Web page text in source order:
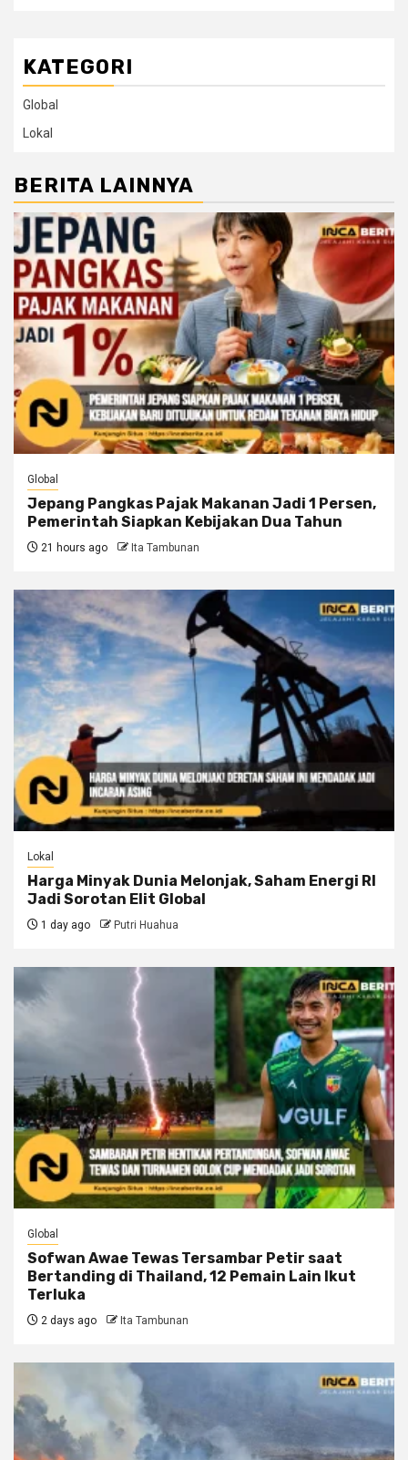
KATEGORI
Global
Lokal
BERITA LAINNYA
Global
Jepang Pangkas Pajak Makanan Jadi 1 Persen,
Pemerintah Siapkan Kebijakan Dua Tahun
21 hours ago Ita Tambunan
Lokal
Harga Minyak Dunia Melonjak, Saham Energi RI
Jadi Sorotan Elit Global
1 day ago Putri Huahua
Global
Sofwan Awae Tewas Tersambar Petir saat
Bertanding di Thailand, 12 Pemain Lain Ikut
Terluka
2 days ago Ita Tambunan